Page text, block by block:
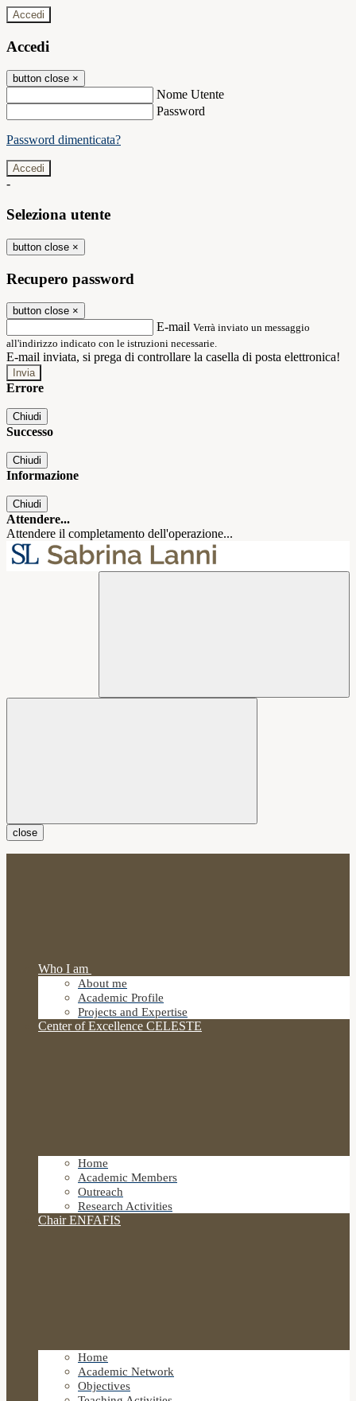
Accedi
Accedi
button close ×
Nome Utente
Password
Password dimenticata?
-
Seleziona utente
button close ×
Recupero password
button close ×
E-mail Verrà inviato un messaggio
all'indirizzo indicato con le istruzioni necessarie.
E-mail inviata, si prega di controllare la casella di posta elettronica!
Errore
Chiudi
Successo
Chiudi
Informazione
Chiudi
Attendere...
Attendere il completamento dell'operazione...
close
Who I am
About me
Academic Profile
Projects and Expertise
Center of Excellence CELESTE
Home
Academic Members
Outreach
Research Activities
Chair ENFAFIS
Home
Academic Network
Objectives